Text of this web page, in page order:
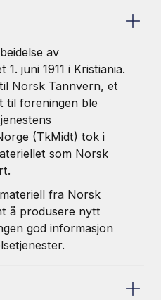
av
juni 1911 i Kristiania.
Norsk Tannvern, et
til foreningen ble
(TkMidt) tok i
som Norsk
fra Norsk
å produsere nytt
god informasjon